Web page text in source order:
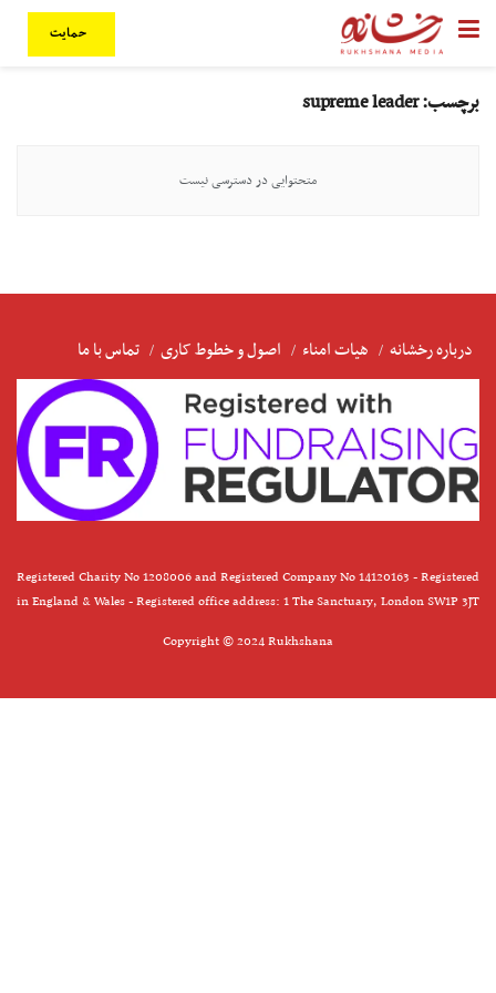
حمایت
برچسب:supreme leader
متحتوایی در دسترسی نیست
درباره رخشانه هیات امناء اصول و خطوط کاری تماس با ما
Registered Charity No 1208006 and Registered Company No 14120163 - Registered
in England & Wales - Registered office address: 1 The Sanctuary, London SW1P 3JT
Copyright © 2024 Rukhshana